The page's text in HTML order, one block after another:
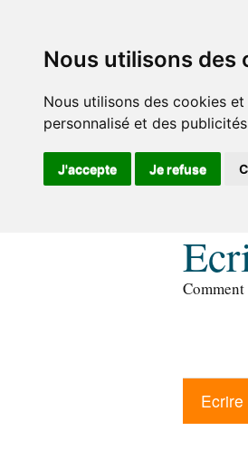
Nous utilisons des
Nous utilisons des cookies
personnalisé et des
J'accepte Je refuse